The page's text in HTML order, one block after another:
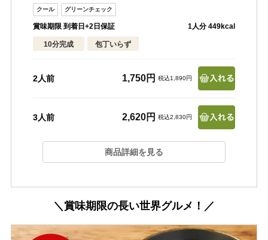
賞味期限 到着日+2日保証 1人分 449kcal
10分完成 包丁いらず
2人前 1,750円 税込1,890円
3人前 2,620円 税込2,830円
商品詳細を見る
＼賞味期限の長い世界グルメ！／